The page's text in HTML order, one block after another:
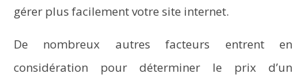
gérer plus facilement votre site internet.
De nombreux autres facteurs entrent en
considération pour déterminer le prix d’un